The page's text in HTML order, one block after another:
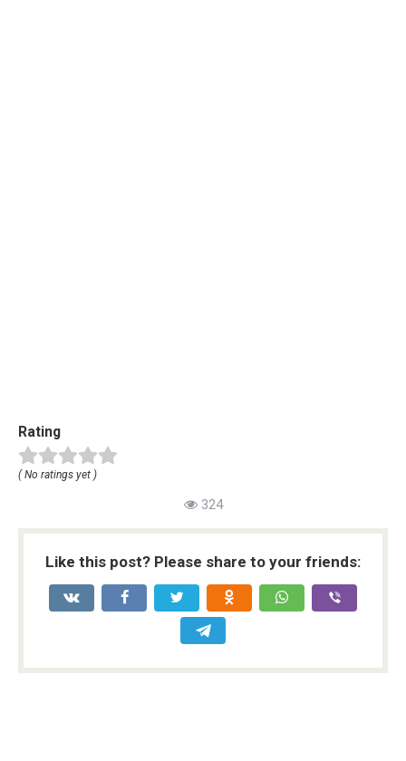
Rating
( No ratings yet )
324
Like this post? Please share to your friends: